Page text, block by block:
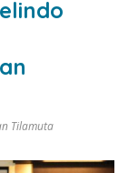
Tilamuta